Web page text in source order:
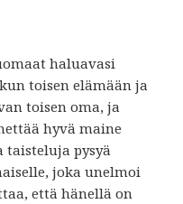
haluavasi
toisen elämään ja
toisen oma, ja
hyvä maine
taisteluja pysyä
joka unelmoi
että hänellä on